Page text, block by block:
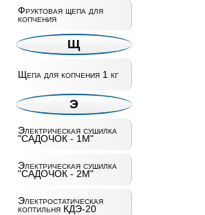
Фруктовая щепа для
копчения
Щ
Щепа для копчения 1 кг
Э
Электрическая сушилка
"САДОЧОК - 1М"
Электрическая сушилка
"САДОЧОК - 2М"
Электростатическая
коптильня КДЭ-20